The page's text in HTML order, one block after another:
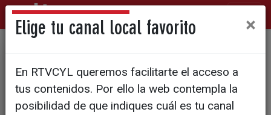
Se abre la campaña
Elige tu canal local favorito ×
En RTVCYL queremos facilitarte el acceso a
tus contenidos. Por ello la web contempla la
posibilidad de que indiques cuál es tu canal